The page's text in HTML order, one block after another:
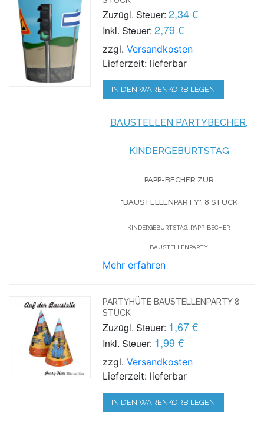
Zuzügl. Steuer: 2,34 €
Inkl. Steuer: 2,79 €
zzgl.Versandkosten
Lieferzeit: lieferbar
IN DEN WARENKORB LEGEN
BAUSTELLEN PARTYBECHER,
KINDERGEBURTSTAG
PAPP-BECHER ZUR
"BAUSTELLENPARTY", 8 STÜCK
KINDERGEBURTSTAG, PAPP-BECHER,
BAUSTELLENPARTY
Mehr erfahren
PARTYHÜTE BAUSTELLENPARTY 8
STÜCK
Zuzügl. Steuer: 1,67 €
Inkl. Steuer: 1,99 €
zzgl.Versandkosten
Lieferzeit: lieferbar
IN DEN WARENKORB LEGEN